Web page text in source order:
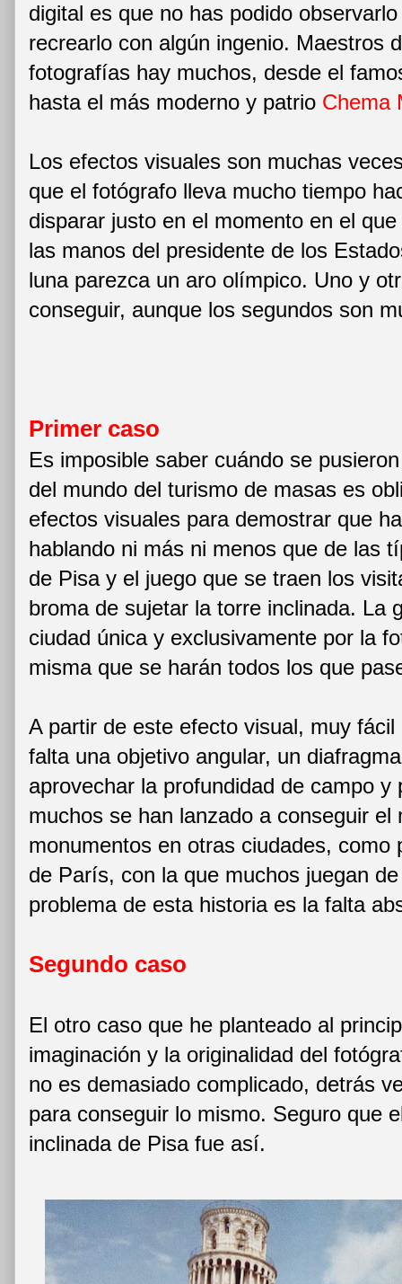
digital es que no has podido
recrearlo con algún ingenio. Maestros
fotografías hay muchos, desde el
hasta el más moderno y patrio Chema
Los efectos visuales son muchas
que el fotógrafo lleva mucho tiempo
disparar justo en el momento en el
las manos del presidente de los
luna parezca un aro olímpico. Uno y
conseguir, aunque los segundos son
Primer caso
Es imposible saber cuándo se
del mundo del turismo de masas es
efectos visuales para demostrar que
hablando ni más ni menos que de las
de Pisa y el juego que se traen los
broma de sujetar la torre inclinada. La
ciudad única y exclusivamente por la
misma que se harán todos los que
A partir de este efecto visual, muy
falta una objetivo angular, un
aprovechar la profundidad de campo y
muchos se han lanzado a conseguir
monumentos en otras ciudades, como
de París, con la que muchos juegan
problema de esta historia es la falta
Segundo caso
El otro caso que he planteado al
imaginación y la originalidad del
no es demasiado complicado, detrás
para conseguir lo mismo. Seguro que
inclinada de Pisa fue así.